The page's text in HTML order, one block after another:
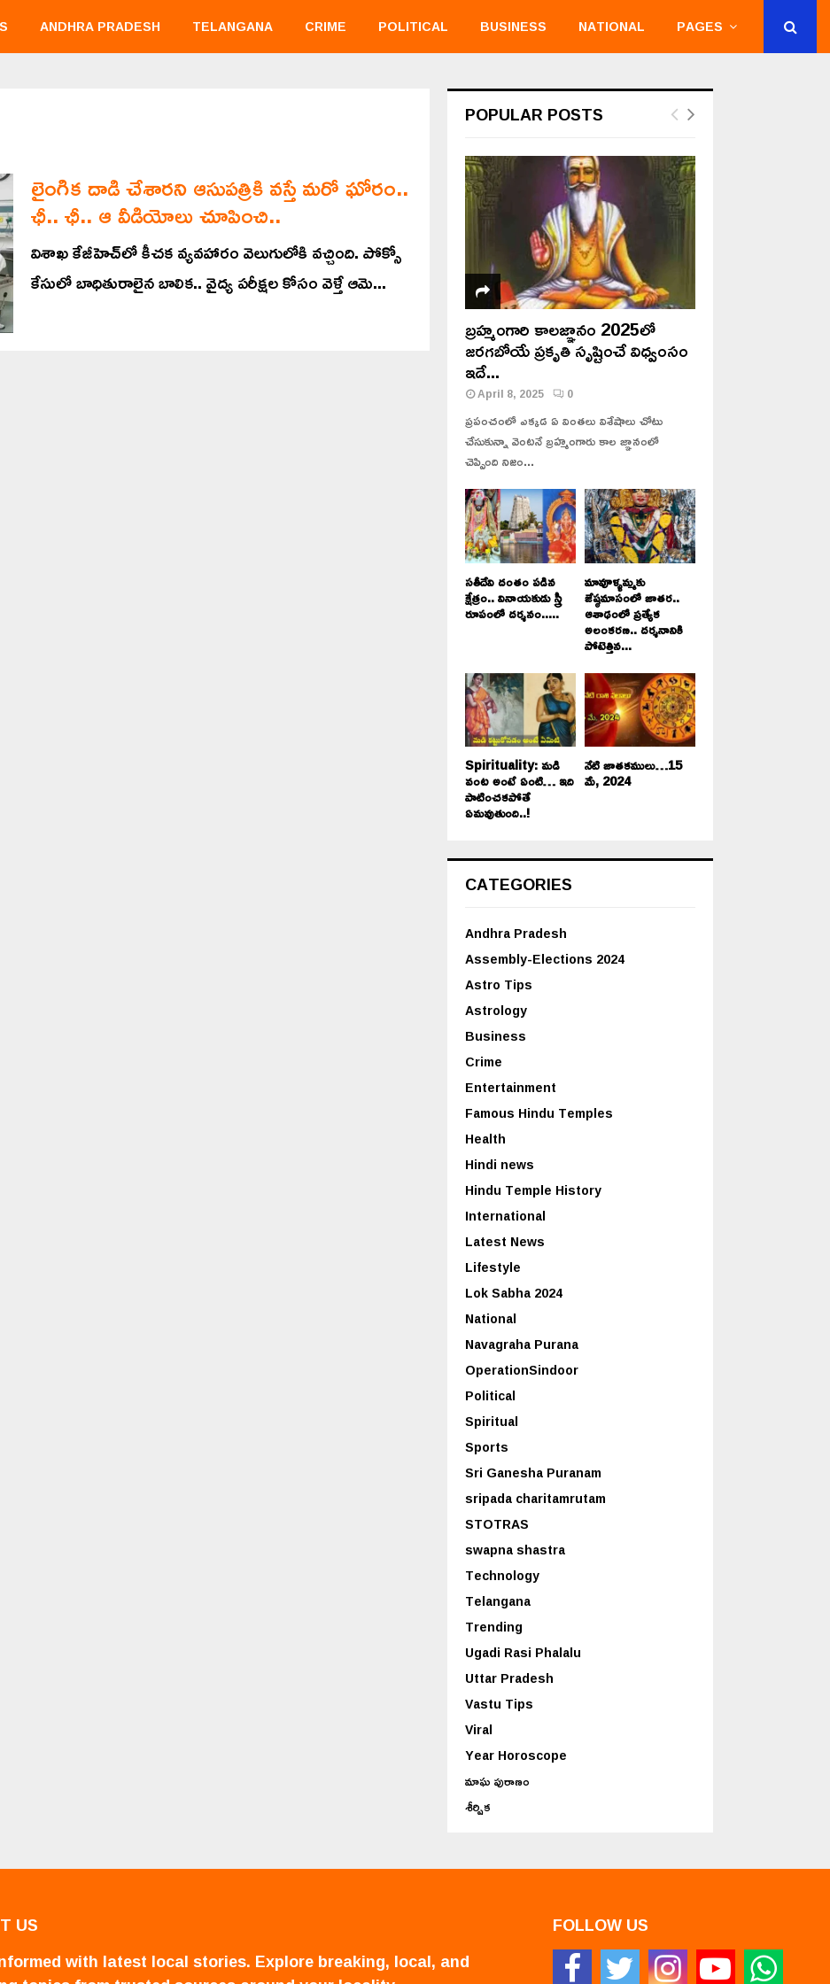
ANDHRA PRADESH TELANGANA CRIME POLITICAL BUSINESS NATIONAL PAGES
లైంగిక దాడి చేశారని ఆసుపత్రికి వస్తే మరో ఘోరం..
ఛీ.. ఛీ.. ఆ వీడియోలు చూపించి..
విశాఖ కేజీహెచ్‌లో కీచక వ్యవహారం వెలుగులోకి వచ్చింది. పోక్సో
కేసులో బాధితురాలైన బాలిక.. వైద్య పరీక్షల కోసం వెళ్తే ఆమె...
POPULAR POSTS
బ్రహ్మంగారి కాలజ్ఞానం 2025లో
జరగబోయే ప్రకృతి సృష్టించే విధ్వంసం
ఇదే...
April 8, 2025 0
ప్రపంచంలో ఎక్కడ ఏ వింతలు విశేషాలు చోటు
చేసుకున్నా వెంటనే బ్రహ్మంగారు కాల జ్ఞానంలో
చెప్పింది నిజం...
సతీదేవి దంతం పడిన
క్షేత్రం.. వినాయకుడు స్త్రీ
రూపంలో దర్శనం.....
మావూళ్ళమ్మకు
జేష్ఠమాసంలో జాతర..
ఆశాఢంలో ప్రత్యేక
అలంకరణ.. దర్శనానికి
పోటెత్తిన...
Spirituality: మడి
వంట అంటే ఏంటి… ఇది
పాటించకపోతే
ఏమవుతుంది..!
నేటి జాతకములు…15
మే, 2024
CATEGORIES
Andhra Pradesh
Assembly-Elections 2024
Astro Tips
Astrology
Business
Crime
Entertainment
Famous Hindu Temples
Health
Hindi news
Hindu Temple History
International
Latest News
Lifestyle
Lok Sabha 2024
National
Navagraha Purana
OperationSindoor
Political
Spiritual
Sports
Sri Ganesha Puranam
sripada charitamrutam
STOTRAS
swapna shastra
Technology
Telangana
Trending
Ugadi Rasi Phalalu
Uttar Pradesh
Vastu Tips
Viral
Year Horoscope
మాఘ పురాణం
శీర్షిక
US
with latest local stories. Explore breaking, local, and
FOLLOW US